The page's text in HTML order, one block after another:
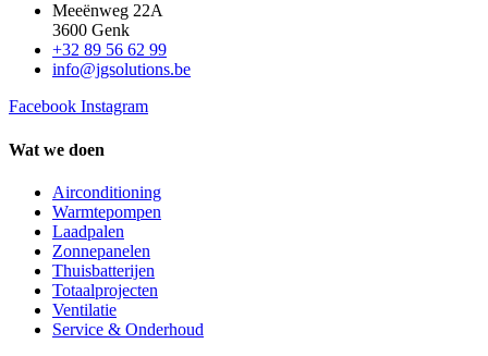
Meeënweg 22A
3600 Genk
+32 89 56 62 99
info@jgsolutions.be
Facebook Instagram
Wat we doen
Airconditioning
Warmtepompen
Laadpalen
Zonnepanelen
Thuisbatterijen
Totaalprojecten
Ventilatie
Service & Onderhoud